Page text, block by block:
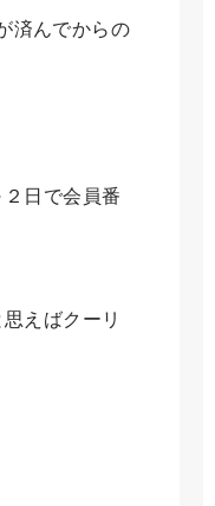
済んでからの
日で会員番
えばクーリ